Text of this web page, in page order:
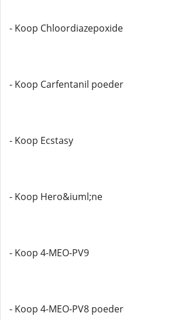
- Koop Chloordiazepoxide
- Koop Carfentanil poeder
- Koop Ecstasy
- Koop Hero&iuml;ne
- Koop 4-MEO-PV9
- Koop 4-MEO-PV8 poeder